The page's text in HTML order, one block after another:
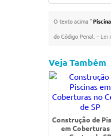
O texto acima "
do Código Penal. –Lei
Veja Também
Construção de
em Coberturas